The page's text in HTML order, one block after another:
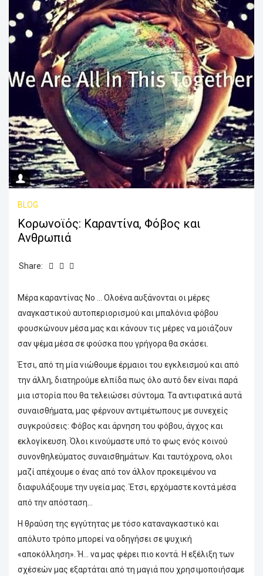
BLOG
Κορωνοϊός: Καραντίνα, Φόβος και
Ανθρωπιά
Share:
Μέρα καραντίνας Νο … Ολοένα αυξάνονται οι μέρες
αναγκαστικού αυτοπεριορισμού και μπαλόνια φόβου
φουσκώνουν μέσα μας και κάνουν τις μέρες να μοιάζουν
σαν ψέμα μέσα σε φούσκα που γρήγορα θα σκάσει.
Έτσι, από τη μία νιώθουμε έρμαιοι του εγκλεισμού και από
την άλλη, διατηρούμε ελπίδα πως όλο αυτό δεν είναι παρά
μια ιστορία που θα τελειώσει σύντομα. Τα αντιφατικά αυτά
συναισθήματα, μας φέρνουν αντιμέτωπους με συνεχείς
συγκρούσεις: Φόβος και άρνηση του φόβου, άγχος και
εκλογίκευση. Όλοι κινούμαστε υπό το φως ενός κοινού
συνονθηλεύματος συναισθημάτων. Και ταυτόχρονα, ολοι
μαζί απέχουμε ο ένας από τον άλλον προκειμένου να
διαφυλάξουμε την υγεία μας. Έτσι, ερχόμαστε κοντά μέσα
από την απόσταση…
Η θραύση της εγγύτητας με τόσο καταναγκαστικό και
απόλυτο τρόπο μπορεί να οδηγήσει σε ψυχική
«αποκόλληση». Ή… να μας φέρει πιο κοντά. Η εξέλιξη των
σχέσεών μας εξαρτάται από τη μαγιά που χρησιμοποιήσαμε